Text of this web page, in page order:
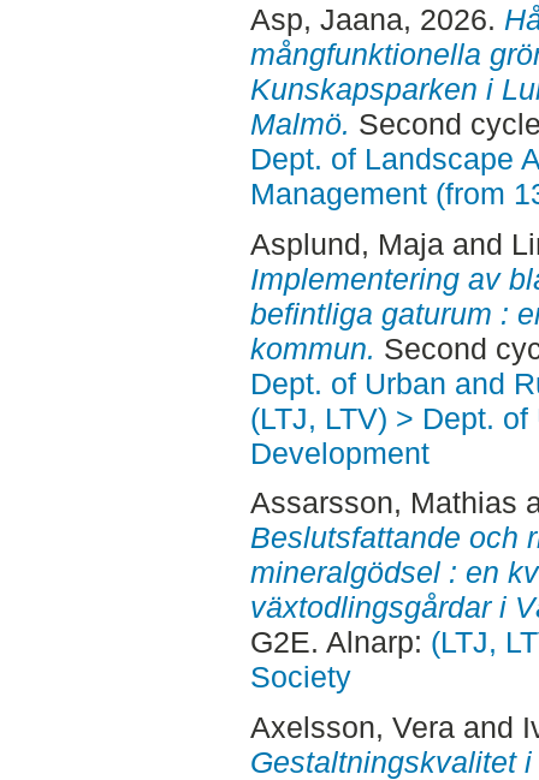
Asp, Jaana, 2026.
mångfunktionella
Kunskapsparken i
Malmö. Second
Dept. of Landscape
Management (from
Asplund, Majaand
Implementering av
befintliga gaturum :
kommun. Second
Dept. of Urban and
(LTJ, LTV) > Dept.
Development
Assarsson, Mathias
Beslutsfattande och
mineralgödsel : en
växtodlingsgårdar i
G2E. Alnarp: (LTJ,
Society
Axelsson, Veraand
Gestaltningskvalitet